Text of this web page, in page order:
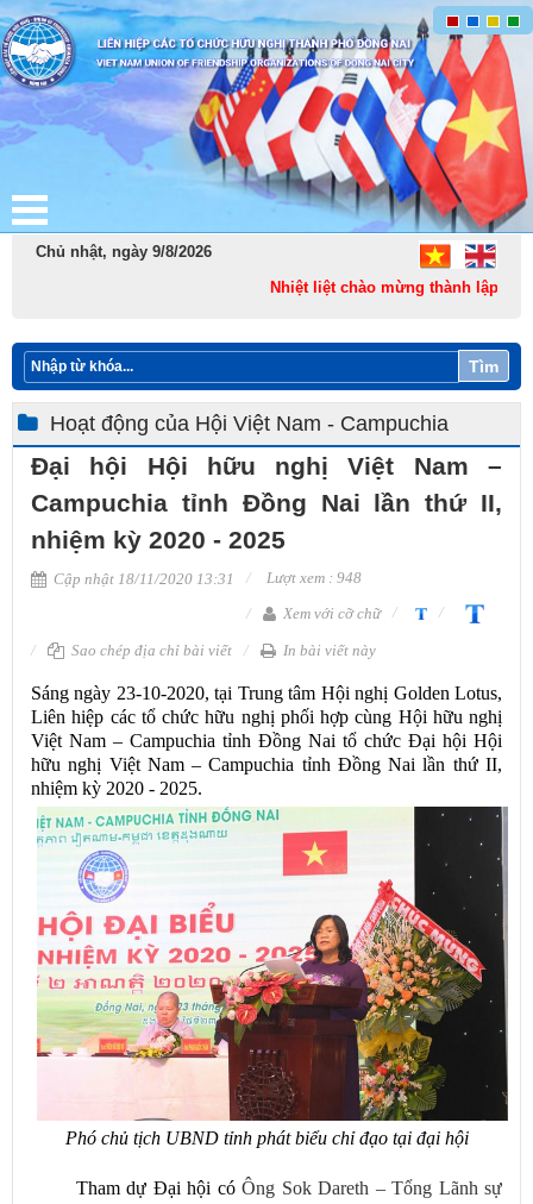
Chủ nhật, ngày 9/8/2026
Nhiệt liệt chào mừng thành lập
Tìm
Hoạt động của Hội Việt Nam - Campuchia
Đại hội Hội hữu nghị Việt Nam –
Campuchia tỉnh Đồng Nai lần thứ II,
nhiệm kỳ 2020 - 2025
Cập nhật 18/11/2020 13:31
Lượt xem : 948
Xem với cỡ chữ
Sao chép địa chỉ bài viết In bài viết này
Sáng ngày 23-10-2020, tại Trung tâm Hội nghị Golden Lotus,
Liên hiệp các tổ chức hữu nghị phối hợp cùng Hội hữu nghị
Việt Nam – Campuchia tỉnh Đồng Nai tổ chức Đại hội Hội
hữu nghị Việt Nam – Campuchia tỉnh Đồng Nai lần thứ II,
nhiệm kỳ 2020 - 2025.
Phó chủ tịch UBND tỉnh phát biểu chỉ đạo tại đại hội
Tham dự Đại hội cóÔng Sok Dareth – Tổng Lãnh sự